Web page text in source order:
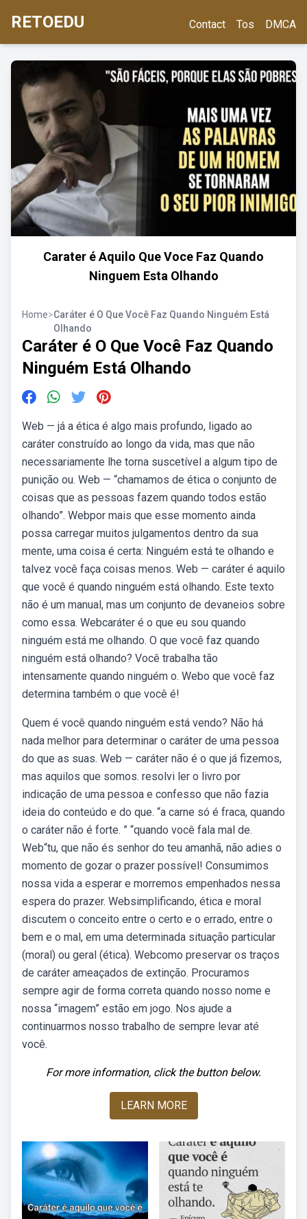
RETOEDU Contact Tos DMCA
Carater é Aquilo Que Voce Faz Quando
Ninguem Esta Olhando
Home>Caráter é O Que Você Faz Quando Ninguém Está
Olhando
Caráter é O Que Você Faz Quando
Ninguém Está Olhando
Web — já a ética é algo mais profundo, ligado ao
caráter construído ao longo da vida, mas que não
necessariamente lhe torna suscetível a algum tipo de
punição ou. Web — “chamamos de ética o conjunto de
coisas que as pessoas fazem quando todos estão
olhando”. Webpor mais que esse momento ainda
possa carregar muitos julgamentos dentro da sua
mente, uma coisa é certa: Ninguém está te olhando e
talvez você faça coisas menos. Web — caráter é aquilo
que você é quando ninguém está olhando. Este texto
não é um manual, mas um conjunto de devaneios sobre
como essa. Webcaráter é o que eu sou quando
ninguém está me olhando. O que você faz quando
ninguém está olhando? Você trabalha tão
intensamente quando ninguém o. Webo que você faz
determina também o que você é!
Quem é você quando ninguém está vendo? Não há
nada melhor para determinar o caráter de uma pessoa
do que as suas. Web — caráter não é o que já fizemos,
mas aquilos que somos. resolvi ler o livro por
indicação de uma pessoa e confesso que não fazia
ideia do conteúdo e do que. “a carne só é fraca, quando
o caráter não é forte. ” “quando você fala mal de.
Web“tu, que não és senhor do teu amanhã, não adies o
momento de gozar o prazer possível! Consumimos
nossa vida a esperar e morremos empenhados nessa
espera do prazer. Websimplificando, ética e moral
discutem o conceito entre o certo e o errado, entre o
bem e o mal, em uma determinada situação particular
(moral) ou geral (ética). Webcomo preservar os traços
de caráter ameaçados de extinção. Procuramos
sempre agir de forma correta quando nosso nome e
nossa “imagem” estão em jogo. Nos ajude a
continuarmos nosso trabalho de sempre levar até
você.
For more information, click the button below.
LEARN MORE